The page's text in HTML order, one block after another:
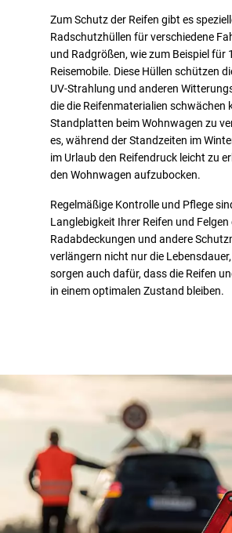
Zum Schutz der Reifen gibt es
Radschutzhüllen für verschiedene
und Radgrößen, wie zum Beispiel für
Reisemobile. Diese Hüllen schützen
UV-Strahlung und anderen
die die Reifenmaterialien schwächen
Standplatten beim Wohnwagen zu
es, während der Standzeiten im
im Urlaub den Reifendruck leicht zu
den Wohnwagen aufzubocken.
Regelmäßige Kontrolle und Pflege
Langlebigkeit Ihrer Reifen und
Radabdeckungen und andere
verlängern nicht nur die
sorgen auch dafür, dass die Reifen
in einem optimalen Zustand bleiben.